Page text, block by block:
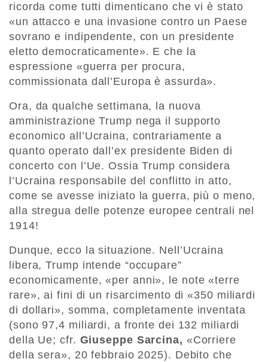
ricorda come tutti dimenticano che vi è stato
«un attacco e una invasione contro un Paese
sovrano e indipendente, con un presidente
eletto democraticamente». E che la
espressione «guerra per procura,
commissionata dall’Europa è assurda».
Ora, da qualche settimana, la nuova
amministrazione Trump nega il supporto
economico all’Ucraina, contrariamente a
quanto operato dall’ex presidente Biden di
concerto con l’Ue. Ossia Trump considera
l’Ucraina responsabile del conflitto in atto,
come se avesse iniziato la guerra, più o meno,
alla stregua delle potenze europee centrali nel
1914!
Dunque, ecco la situazione. Nell’Ucraina
libera, Trump intende “occupare”
economicamente, «per anni», le note «terre
rare», ai fini di un risarcimento di «350 miliardi
di dollari», somma, completamente inventata
(sono 97,4 miliardi, a fronte dei 132 miliardi
della Ue; cfr. Giuseppe Sarcina, «Corriere
della sera», 20 febbraio 2025). Debito che